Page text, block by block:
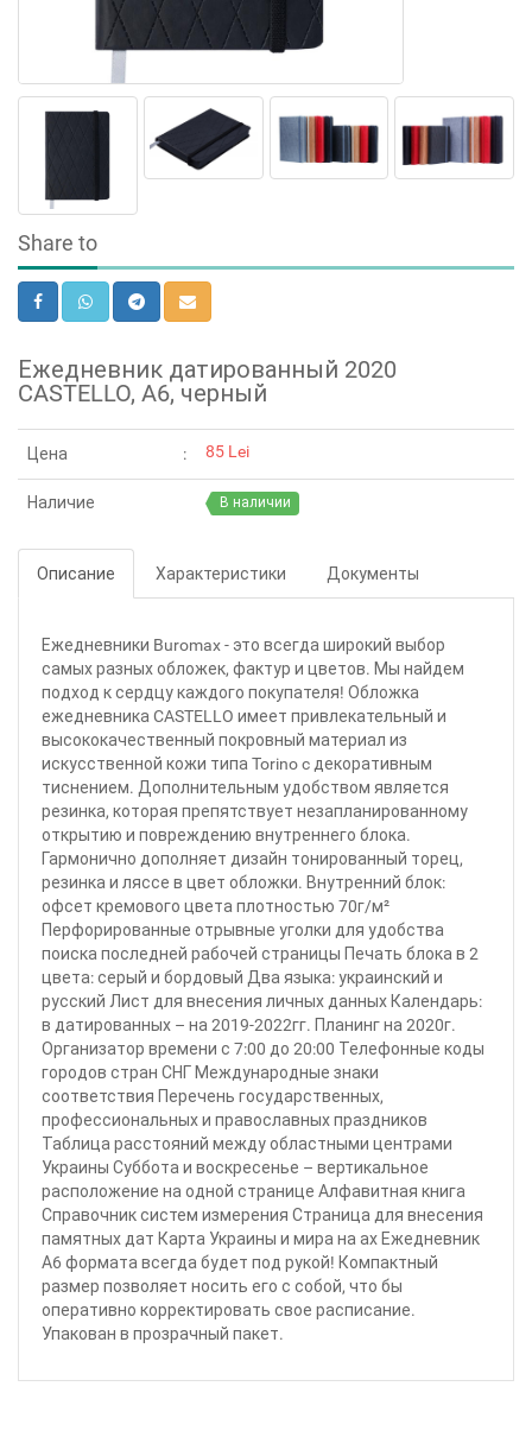
Share to
Ежедневник датированный 2020
CASTELLO, A6, черный
Цена 85 Lei
Наличие В наличии
Описание Характеристики Документы
Ежедневники Buromax - это всегда широкий выбор
самых разных обложек, фактур и цветов. Мы найдем
подход к сердцу каждого покупателя! Обложка
ежедневника CASTELLO имеет привлекательный и
высококачественный покровный материал из
искусственной кожи типа Torino c декоративным
тиснением. Дополнительным удобством является
резинка, которая препятствует незапланированному
открытию и повреждению внутреннего блока.
Гармонично дополняет дизайн тонированный торец,
резинка и ляссе в цвет обложки. Внутренний блок:
офсет кремового цвета плотностью 70г/м²
Перфорированные отрывные уголки для удобства
поиска последней рабочей страницы Печать блока в 2
цвета: серый и бордовый Два языка: украинский и
русский Лист для внесения личных данных Календарь:
в датированных – на 2019-2022гг. Планинг на 2020г.
Организатор времени с 7:00 до 20:00 Телефонные коды
городов стран СНГ Международные знаки
соответствия Перечень государственных,
профессиональных и православных праздников
Таблица расстояний между областными центрами
Украины Суббота и воскресенье – вертикальное
расположение на одной странице Алфавитная книга
Справочник систем измерения Страница для внесения
памятных дат Карта Украины и мира на ах Ежедневник
А6 формата всегда будет под рукой! Компактный
размер позволяет носить его с собой, что бы
оперативно корректировать свое расписание.
Упакован в прозрачный пакет.